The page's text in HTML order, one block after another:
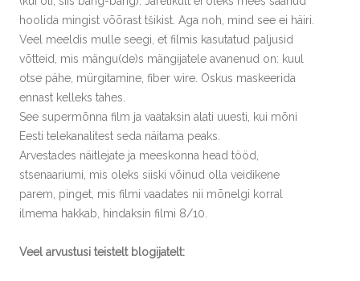
hoolida mingist võõrast tšikist. Aga noh, mind see ei häiri.
Veel meeldis mulle seegi, et filmis kasutatud paljusid
võtteid, mis mängu(de)s mängijatele avanenud on: kuul
otse pähe, mürgitamine, fiber wire. Oskus maskeerida
ennast kelleks tahes.
See supermõnna film ja vaataksin alati uuesti, kui mõni
Eesti telekanalitest seda näitama peaks.
Arvestades näitlejate ja meeskonna head tööd,
stsenaariumi, mis oleks siiski võinud olla veidikene
parem, pinget, mis filmi vaadates nii mõnelgi korral
ilmema hakkab, hindaksin filmi 8/10.
Veel arvustusi teistelt blogijatelt: